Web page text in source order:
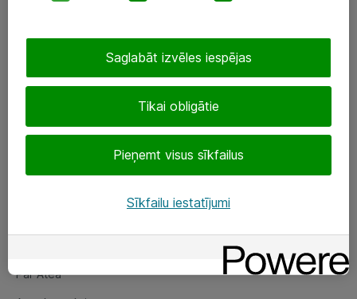
eShop@atea.lv
Sekojiet mums
Par Atea
Par Atea
Tikai obligātie
Pieņemt visus sīkfailus
Saglabāt izvēles iespējas
Sīkfailu iestatījumi